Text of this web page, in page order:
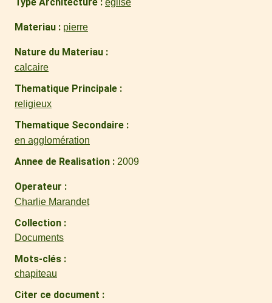
Materiau pierre
Nature du Materiau
calcaire
Thematique Principale
religieux
Thematique Secondaire
en agglomération
Annee de Realisation 2009
Operateur
Charlie Marandet
Collection
Documents
Mots-clés
chapiteau
Citer ce document